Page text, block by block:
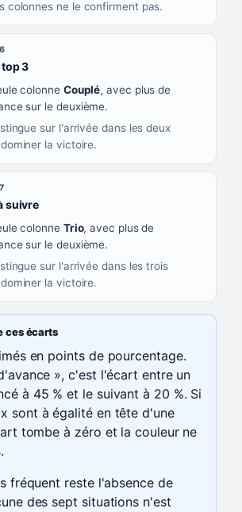
colonnes ne le confirment pas.
top 3, couleur verte
colonne Couplé, avec plus de
sur le deuxième.
sur l'arrivée dans les deux
la victoire.
suivre, couleur turquoise
colonne Trio, avec plus de
sur le deuxième.
sur l'arrivée dans les trois
la victoire.
ces écarts
en points de pourcentage.
», c'est l'écart entre un
à 45 % et le suivant à 20 %. Si
sont à égalité en tête d'une
tombe à zéro et la couleur ne
fréquent reste l'absence de
des sept situations n'est